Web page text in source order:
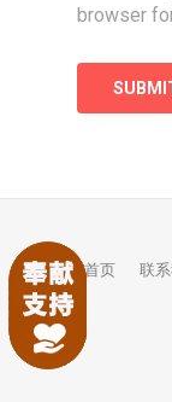
browser
首页 联